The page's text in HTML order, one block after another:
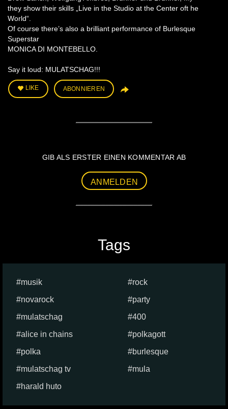
they show their skills „Live in the Studio at the Center oft he
World“.
Of course there’s also a brilliant performance of Burlesque
Superstar
MONICA DI MONTEBELLO.
Say it loud: MULATSCHAG!!!
LIKE ABONNIEREN
GIB ALS ERSTER EINEN KOMMENTAR AB
ANMELDEN
Tags
musik
rock
novarock
party
mulatschag
400
alice in chains
polkagott
polka
burlesque
mulatschag tv
mula
harald huto